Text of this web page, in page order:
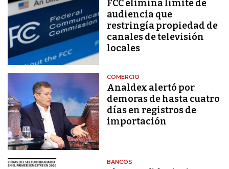
FCC elimina límite de
audiencia que
restringía propiedad de
canales de televisión
locales
COMERCIO
Analdex alertó por
demoras de hasta cuatro
días en registros de
importación
BANCOS